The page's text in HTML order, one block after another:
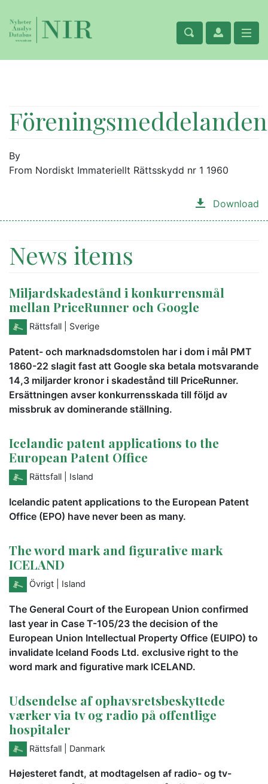
Föreningsmeddelanden
By
From Nordiskt Immateriellt Rättsskydd nr 1 1960
Download
News items
Miljardskadestånd i konkurrensmål
mellan PriceRunner och Google
Rättsfall | Sverige
Patent- och marknadsdomstolen har i dom i mål PMT
1860-22 slagit fast att Google ska betala motsvarande
14,3 miljarder kronor i skadestånd till PriceRunner.
Ersättningen avser konkurrensskada till följd av
missbruk av dominerande ställning.
Icelandic patent applications to the
European Patent Office
Rättsfall | Island
Icelandic patent applications to the European Patent
Office (EPO) have never been as many.
The word mark and figurative mark
ICELAND
Övrigt | Island
The General Court of the European Union confirmed
last year in Case T-105/23 the decision of the
European Union Intellectual Property Office (EUIPO) to
invalidate Iceland Foods Ltd. exclusive right to the
word mark and figurative mark ICELAND.
Udsendelse af ophavsretsbeskyttede
værker via tv og radio på offentlige
hospitaler
Rättsfall | Danmark
Højesteret fandt, at modtagelsen af radio- og tv-